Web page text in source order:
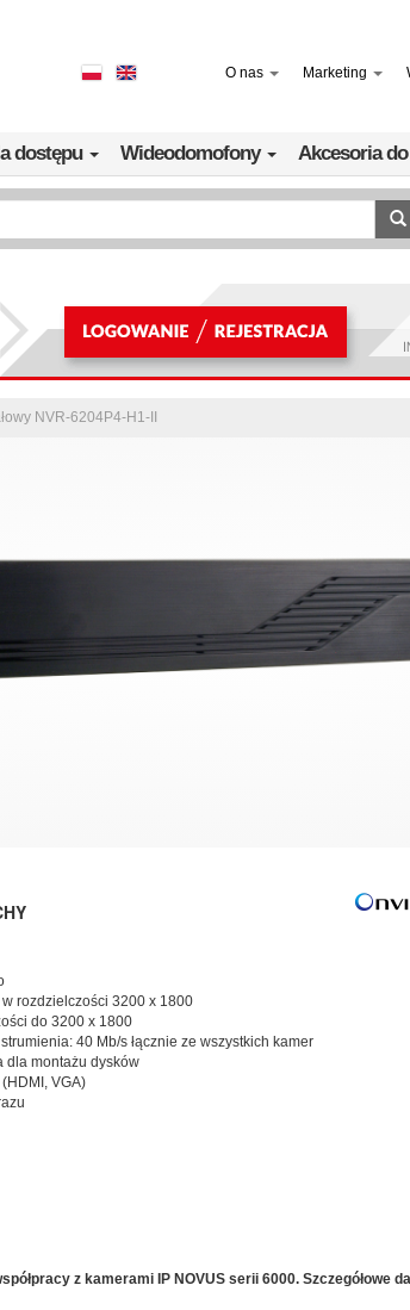
O nas Marketing
dostępu Wideodomofony Akcesoria
NVR-6204P4-H1-II
rozdzielczości 3200 x 1800
do 3200 x 1800
40 Mb/s łącznie ze wszystkich kamer
dla montażu dysków
VGA)
z kamerami IP NOVUS serii 6000. Szczegółowe